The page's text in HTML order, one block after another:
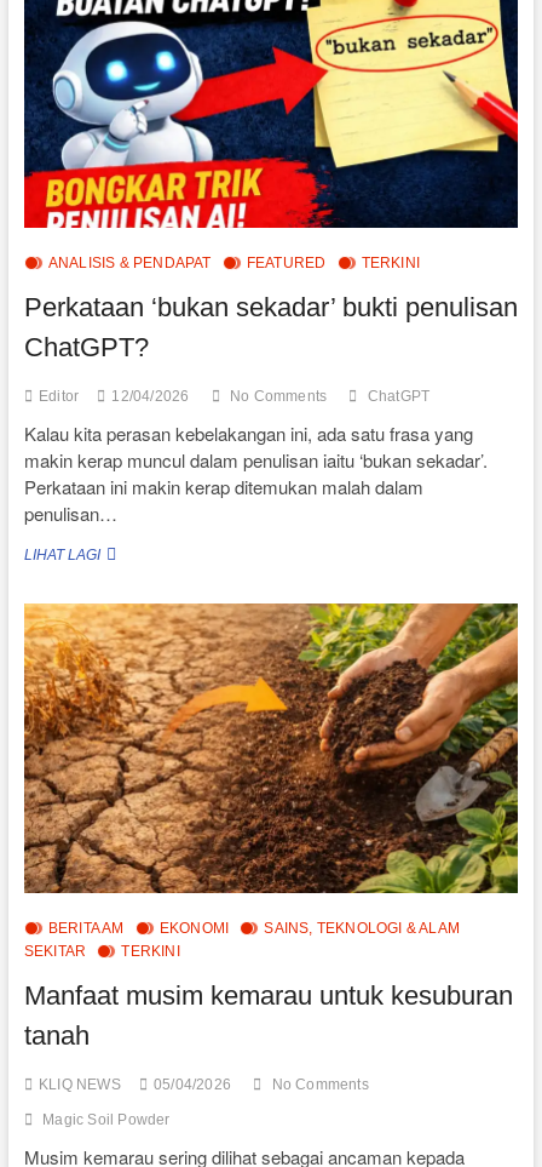
SERTAI
UMNO
ANALISIS & PENDAPAT FEATURED TERKINI
Perkataan ‘bukan sekadar’ bukti penulisan
ChatGPT?
Editor 12/04/2026 No Comments ChatGPT
Kalau kita perasan kebelakangan ini, ada satu frasa yang
makin kerap muncul dalam penulisan iaitu ‘bukan sekadar’.
Perkataan ini makin kerap ditemukan malah dalam
penulisan…
LIHAT LAGIPERKATAAN
BUKTI
PENULISAN
CHATGPT?
BERITA AM EKONOMI
SAINS, TEKNOLOGI & ALAM
SEKITAR
TERKINI
Manfaat musim kemarau untuk kesuburan
tanah
KLIQ NEWS 05/04/2026 No Comments
Magic Soil Powder
Musim kemarau sering dilihat sebagai ancaman kepada